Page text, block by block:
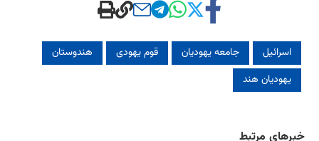
اسرائیل جامعه یهودیان قوم یهودی
هندوستان
یهودیان هند
خبرهای مرتبط